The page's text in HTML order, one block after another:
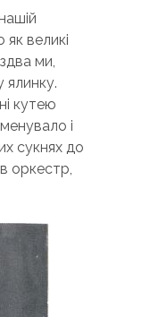
як великі
ми,
ялинку.
кутею
і
сукнях до
оркестр,